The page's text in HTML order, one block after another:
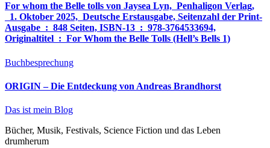
For whom the Belle tolls von Jaysea Lyn, ‎ Penhaligon Verlag,
‎ 1. Oktober 2025, ‎ Deutsche Erstausgabe, Seitenzahl der Print-
Ausgabe ‏ : ‎ 848 Seiten, ISBN-13 ‏ : ‎ 978-3764533694,
Originaltitel ‏ : ‎ For Whom the Belle Tolls (Hell’s Bells 1)
Buchbesprechung
ORIGIN – Die Entdeckung von Andreas Brandhorst
Das ist mein Blog
Bücher, Musik, Festivals, Science Fiction und das Leben
drumherum